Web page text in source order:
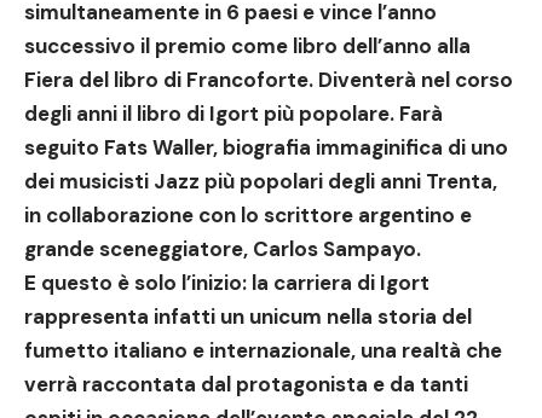
simultaneamente in 6 paesi e vince l’anno
successivo il premio come libro dell’anno alla
Fiera del libro di Francoforte. Diventerà nel corso
degli anni il libro di Igort più popolare. Farà
seguito Fats Waller, biografia immaginifica di uno
dei musicisti Jazz più popolari degli anni Trenta,
in collaborazione con lo scrittore argentino e
grande sceneggiatore, Carlos Sampayo.
E questo è solo l’inizio: la carriera di Igort
rappresenta infatti un unicum nella storia del
fumetto italiano e internazionale, una realtà che
verrà raccontata dal protagonista e da tanti